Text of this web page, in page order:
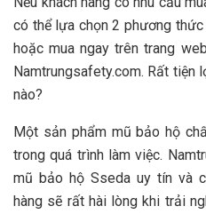
có thể lựa chọn 2 phương
hoặc mua ngay trên trang
Namtrungsafety.com. Rất tiện
nào?
Một sản phẩm mũ bảo hộ
trong quá trình làm việc.
mũ bảo hộ Sseda uy tín và
hàng sẽ rất hài lòng khi trải